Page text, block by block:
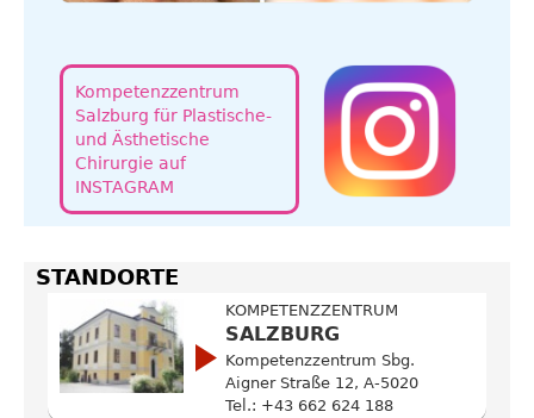
Kompetenzzentrum
Salzburg für Plastische-
und Ästhetische
Chirurgie auf
INSTAGRAM
STANDORTE
KOMPETENZZENTRUM
SALZBURG
Kompetenzzentrum Sbg.
Aigner Straße 12, A-5020
Tel.: +43 662 624 188